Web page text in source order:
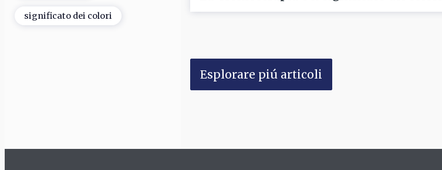
significato dei colori
Esplorare piú articoli